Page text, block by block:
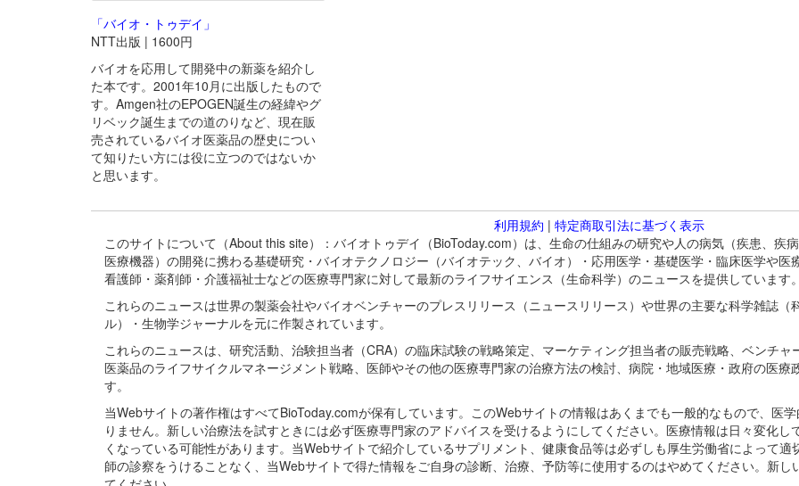
「バイオ・トゥデイ」
NTT出版 | 1600円
バイオを応用して開発中の新薬を紹介し
た本です。2001年10月に出版したもので
す。Amgen社のEPOGEN誕生の経緯やグ
リベック誕生までの道のりなど、現在販
売されているバイオ医薬品の歴史につい
て知りたい方には役に立つのではないか
と思います。
利用規約 | 特定商取引法に基づく表示
このサイトについて（About this site）：バイオトゥデイ（BioToday.com）は、生命の仕組みの研究や人の病気（疾患、疾
医療機器）の開発に携わる基礎研究・バイオテクノロジー（バイオテック、バイオ）・応用医学・基礎医学・臨床医学や
看護師・薬剤師・介護福祉士などの医療専門家に対して最新のライフサイエンス（生命科学）のニュースを提供しています
これらのニュースは世界の製薬会社やバイオベンチャーのプレスリリース（ニュースリリース）や世界の主要な科学雑誌
ル）・生物学ジャーナルを元に作製されています。
これらのニュースは、研究活動、治験担当者（CRA）の臨床試験の戦略策定、マーケティング担当者の販売戦略、ベンチ
医薬品のライフサイクルマネージメント戦略、医師やその他の医療専門家の治療方法の検討、病院・地域医療・政府の医
す。
当Webサイトの著作権はすべてBioToday.comが保有しています。このWebサイトの情報はあくまでも一般的なもので、医
りません。新しい治療法を試すときには必ず医療専門家のアドバイスを受けるようにしてください。医療情報は日々変化
くなっている可能性があります。当Webサイトで紹介しているサプリメント、健康食品等は必ずしも厚生労働省によって
師の診察をうけることなく、当Webサイトで得た情報をご自身の診断、治療、予防等に使用するのはやめてください。新